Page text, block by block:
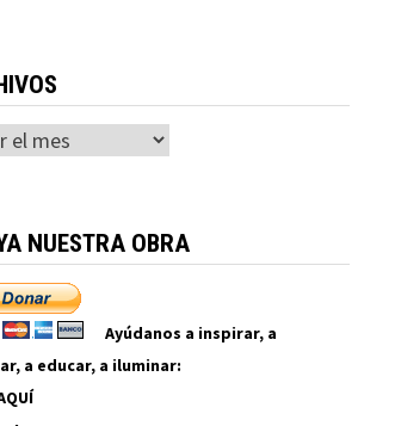
NUESTRA OBRA
Ayúdanos a inspirar, a
a educar, a iluminar: